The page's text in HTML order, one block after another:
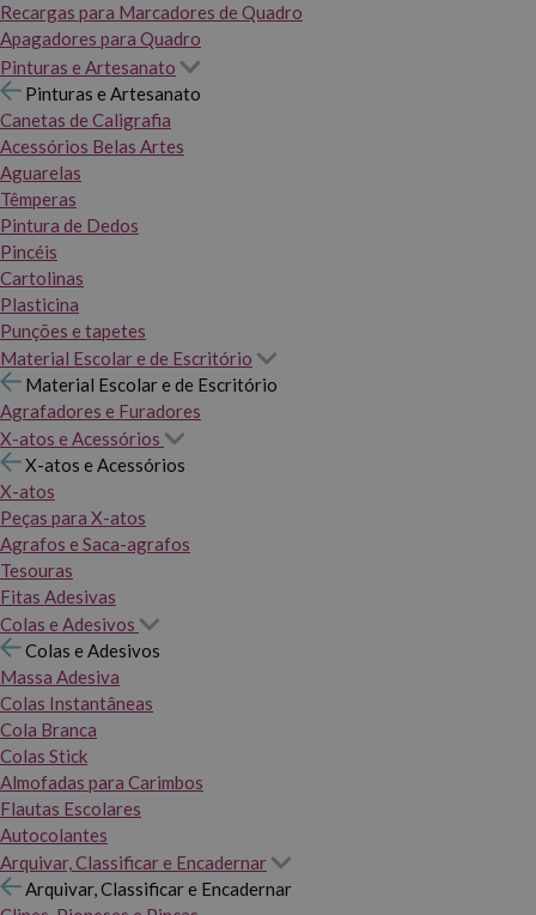
Recargas para Marcadores de Quadro
Apagadores para Quadro
Pinturas e Artesanato
Pinturas e Artesanato
Canetas de Caligrafia
Acessórios Belas Artes
Aguarelas
Têmperas
Pintura de Dedos
Pincéis
Cartolinas
Plasticina
Punções e tapetes
Material Escolar e de Escritório
Material Escolar e de Escritório
Agrafadores e Furadores
X-atos e Acessórios
X-atos e Acessórios
X-atos
Peças para X-atos
Agrafos e Saca-agrafos
Tesouras
Fitas Adesivas
Colas e Adesivos
Colas e Adesivos
Massa Adesiva
Colas Instantâneas
Cola Branca
Colas Stick
Almofadas para Carimbos
Flautas Escolares
Autocolantes
Arquivar, Classificar e Encadernar
Arquivar, Classificar e Encadernar